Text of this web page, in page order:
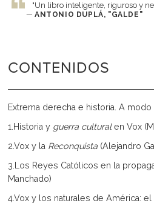
"Un libro inteligente, riguroso y
— ANTONIO DUPLÁ, "GALDE"
CONTENIDOS
Extrema derecha e historia. A
1.Historia y guerra culturalen Vox
2.Vox y la Reconquista(Alejandro
3.Los Reyes Católicos en la
Manchado)
4.Vox y los naturales de América: